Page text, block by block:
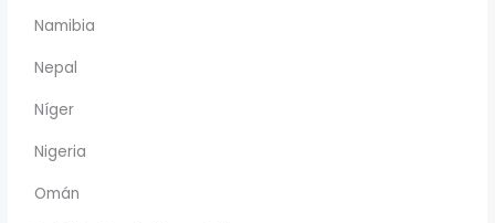
Namibia
Nepal
Níger
Nigeria
Omán